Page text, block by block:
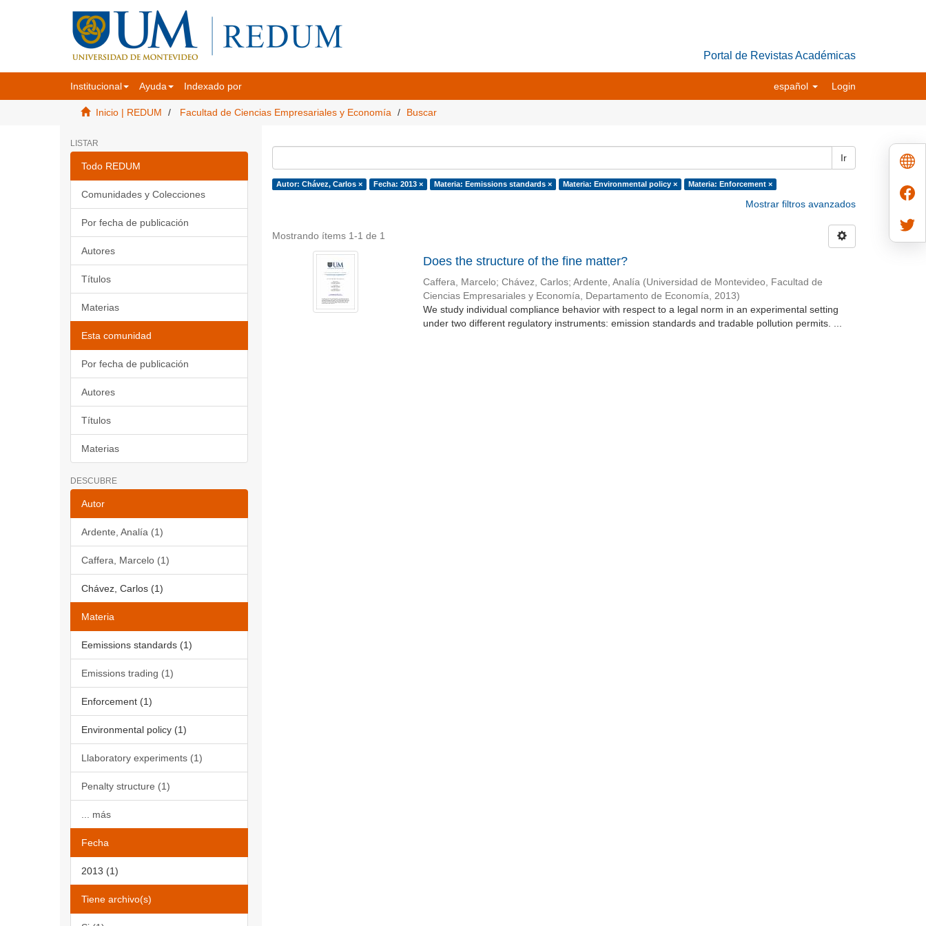
Portal de Revistas Académicas
Institucional Ayuda Indexado por español Login
Inicio | REDUM Facultad de Ciencias Empresariales y Economía Buscar
LISTAR
Todo REDUM
Comunidades y Colecciones
Por fecha de publicación
Autores
Títulos
Materias
Esta comunidad
Por fecha de publicación
Autores
Títulos
Materias
DESCUBRE
Autor
Ardente, Analía (1)
Caffera, Marcelo (1)
Chávez, Carlos (1)
Materia
Eemissions standards (1)
Emissions trading (1)
Enforcement (1)
Environmental policy (1)
Llaboratory experiments (1)
Penalty structure (1)
... más
Fecha
2013 (1)
Tiene archivo(s)
Ir
Autor: Chávez, Carlos × Fecha: 2013 × Materia: Eemissions standards × Materia: Environmental policy × Materia: Enforcement ×
Mostrar filtros avanzados
Mostrando ítems 1-1 de 1
Does the structure of the fine matter?
Caffera, Marcelo; Chávez, Carlos; Ardente, Analía (Universidad de Montevideo, Facultad de
Ciencias Empresariales y Economía, Departamento de Economía, 2013)
We study individual compliance behavior with respect to a legal norm in an experimental setting
under two different regulatory instruments: emission standards and tradable pollution permits. ...